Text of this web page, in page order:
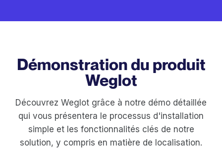
Démonstration du produit
Weglot
Découvrez Weglot grâce à notre démo détaillée
qui vous présentera le processus d'installation
simple et les fonctionnalités clés de notre
solution, y compris en matière de localisation.